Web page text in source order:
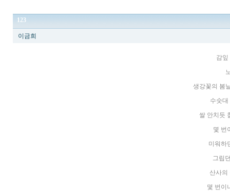
123
이금희
감
생강꽃의 봄
수숫
쌀 안치듯
몇 번
미워하
그립
산사의
몇 번이